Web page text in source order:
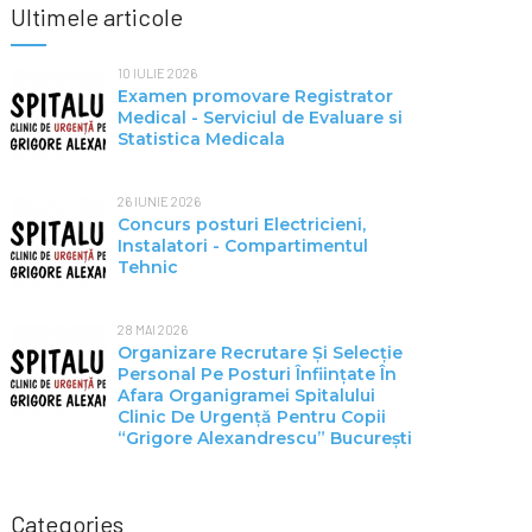
Ultimele articole
10 IULIE 2026
Examen promovare Registrator
Medical - Serviciul de Evaluare si
Statistica Medicala
26 IUNIE 2026
Concurs posturi Electricieni,
Instalatori - Compartimentul
Tehnic
28 MAI 2026
Organizare Recrutare Și Selecție
Personal Pe Posturi Înființate În
Afara Organigramei Spitalului
Clinic De Urgență Pentru Copii
“Grigore Alexandrescu” Bucureşti
Categories